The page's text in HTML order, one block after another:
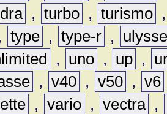
, turbo , turismo
type , type-r ,
, uno , up ,
, v40 , v50 , v6
, vario , vectra ,